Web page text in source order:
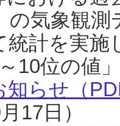
の気象観
統計を実
10位の値
知らせ（
17日）